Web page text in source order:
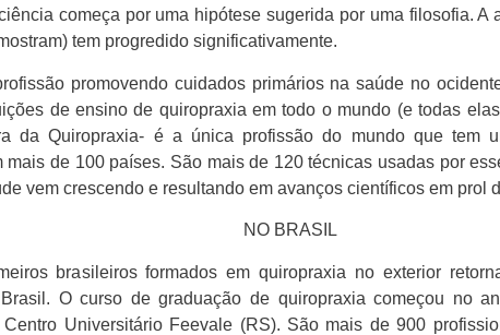
começa por uma hipótese sugerida por uma filosofia. A
tem progredido significativamente.
promovendo cuidados primários na saúde no
de ensino de quiropraxia em todo o mundo (e todas
da Quiropraxia- é a única profissão do mundo que tem
mais de 100 países. São mais de 120 técnicas usadas por
vem crescendo e resultando em avanços científicos em prol
NO BRASIL
brasileiros formados em quiropraxia no exterior
O curso de graduação de quiropraxia começou no
Universitário Feevale (RS). São mais de 900